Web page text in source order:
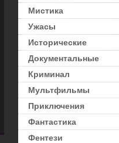
Мистика
Ужасы
Исторические
Документальные
Криминал
Мультфильмы
Приключения
Фантастика
Фентези